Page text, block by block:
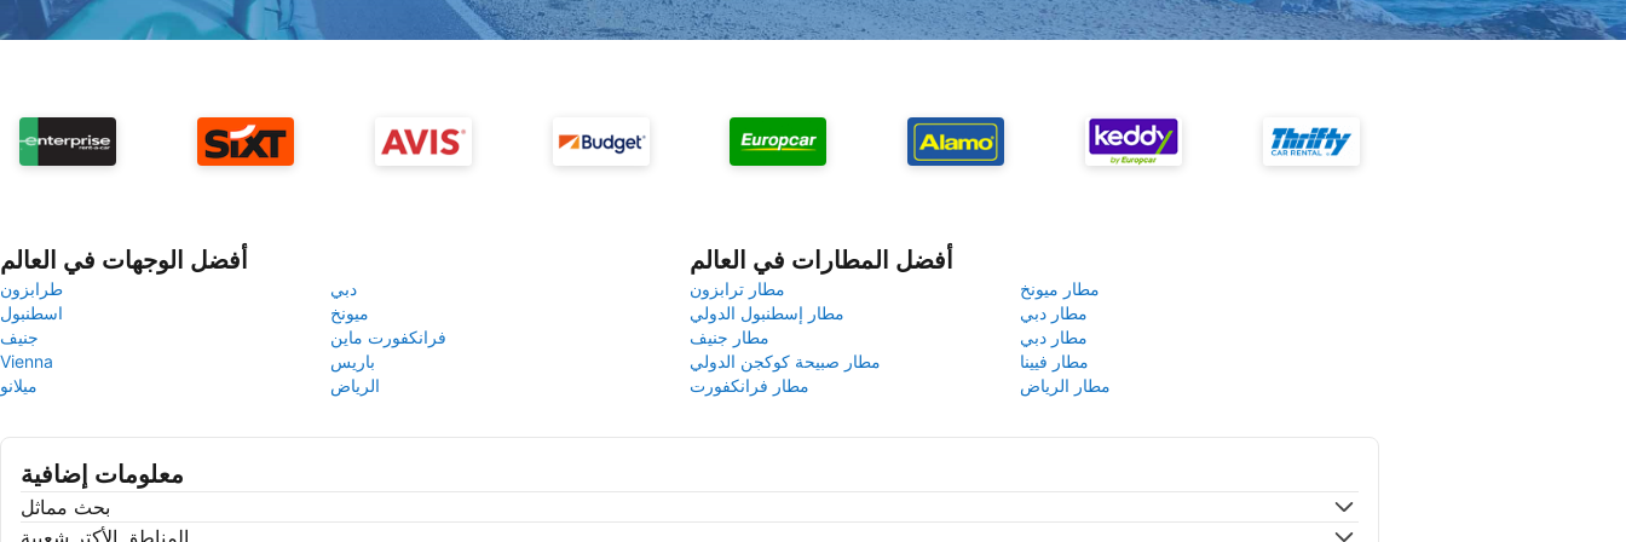
أفضل الوجهات في العالم
طرابزون
دبي
اسطنبول
ميونخ
جنيف
فرانكفورت ماين
Vienna
باريس
ميلانو
الرياض
أفضل المطارات في العالم
مطار ترابزون
مطار ميونخ
مطار إسطنبول الدولي
مطار دبي
مطار جنيف
مطار دبي
مطار صبيحة كوكجن الدولي
مطار فيينا
مطار فرانكفورت
مطار الرياض
معلومات إضافية
بحث مماثل
المناطق الأكتر شعبية